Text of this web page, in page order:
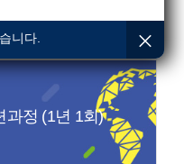
과정 (1년 1회)
니다.